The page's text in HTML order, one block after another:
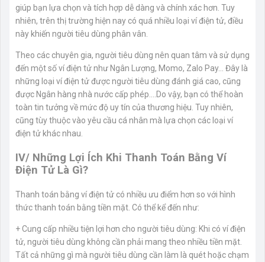
giúp bạn lựa chọn và tích hợp dễ dàng và chính xác hơn. Tuy
nhiên, trên thị trường hiện nay có quá nhiều loại ví điện tử, điều
này khiến người tiêu dùng phân vân.
Theo các chuyên gia, người tiêu dùng nên quan tâm và sử dụng
đến một số ví điện tử như Ngân Lượng, Momo, Zalo Pay… Đây là
những loại ví điện tử được người tiêu dùng đánh giá cao, cũng
được Ngân hàng nhà nước cấp phép….Do vậy, bạn có thể hoàn
toàn tin tưởng về mức độ uy tín của thương hiệu. Tuy nhiên,
cũng tùy thuộc vào yêu cầu cá nhân mà lựa chọn các loại ví
điện tử khác nhau.
IV/ Những Lợi Ích Khi Thanh Toán Bằng Ví
Điện Tử Là Gì?
Thanh toán bằng ví điện tử có nhiều ưu điểm hơn so với hình
thức thanh toán bằng tiền mặt. Có thể kể đến như:
+ Cung cấp nhiều tiện lợi hơn cho người tiêu dùng: Khi có ví điện
tử, người tiêu dùng không cần phải mang theo nhiều tiền mặt.
Tất cả những gì mà người tiêu dùng cần làm là quét hoặc chạm